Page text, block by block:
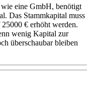
eine GmbH, benötigt
Das Stammkapital muss
€ erhöht werden.
wenig Kapital zur
überschaubar bleiben